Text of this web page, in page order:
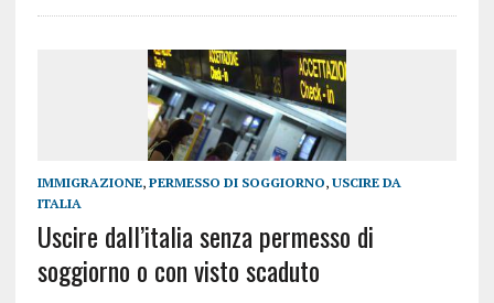
IMMIGRAZIONE, PERMESSO DI SOGGIORNO, USCIRE DA
ITALIA
Uscire dall’italia senza permesso di
soggiorno o con visto scaduto